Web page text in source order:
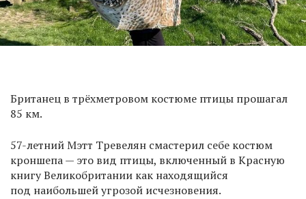
Британец в трёхметровом костюме птицы прошагал
85 км.
57-летний Мэтт Тревелян смастерил себе костюм
кроншепа — это вид птицы, включенный в Красную
книгу Великобритании как находящийся
под наибольшей угрозой исчезновения.